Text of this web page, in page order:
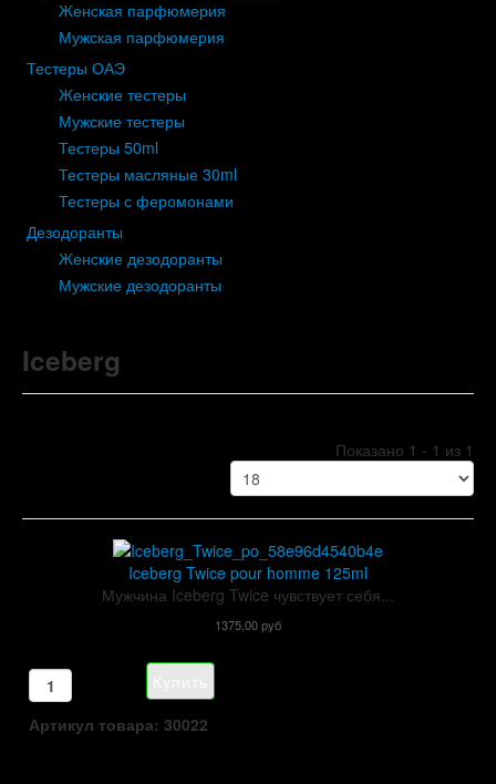
Женская парфюмерия
Мужская парфюмерия
Тестеры ОАЭ
Женские тестеры
Мужские тестеры
Тестеры 50ml
Тестеры масляные 30ml
Тестеры с феромонами
Дезодоранты
Женские дезодоранты
Мужские дезодоранты
Iceberg
Показано 1 - 1 из 1
Iceberg Twice pour homme 125ml
Мужчина Iceberg Twice чувствует себя...
1375,00 руб
Артикул товара: 30022